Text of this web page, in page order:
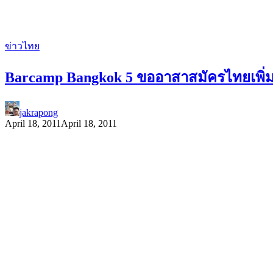
ข่าวไทย
Barcamp Bangkok 5 ขออาสาสมัครไทยเพิ่
jakrapong
April 18, 2011 April 18, 2011